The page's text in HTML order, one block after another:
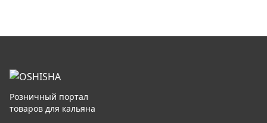
Розничный портал
товаров для кальяна